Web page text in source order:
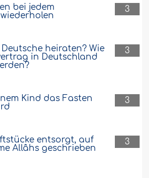
3
bei jedem
3
heiraten? Wie
in Deutschland
3
Kind das Fasten
3
entsorgt, auf
Allâhs geschrieben